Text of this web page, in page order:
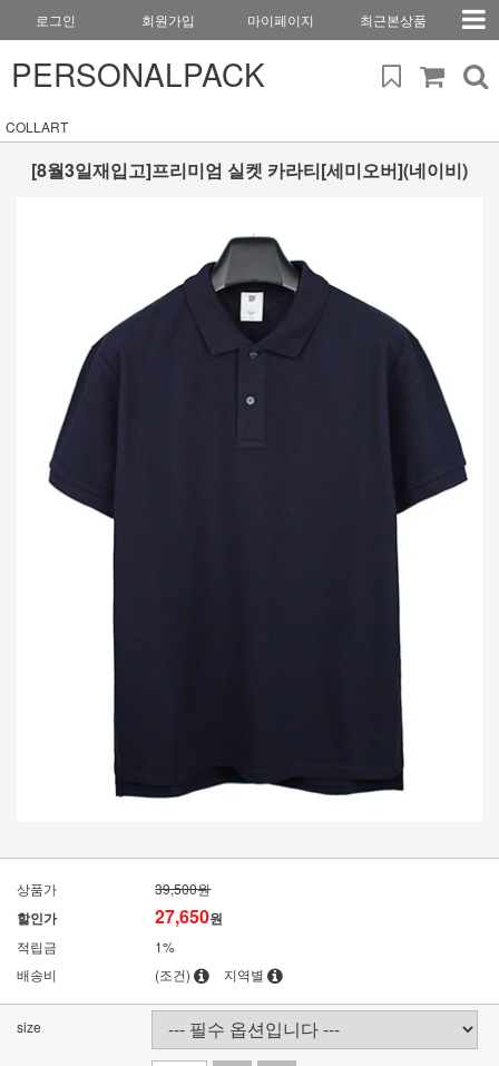
로그인 회원가입 마이페이지 최근본상품
PERSONALPACK
COLLART
[8월3일재입고]프리미엄 실켓 카라티[세미오버](네이비)
상품가 39,500원
할인가 27,650원
적립금
1%
배송비
(조건) 지역별
size